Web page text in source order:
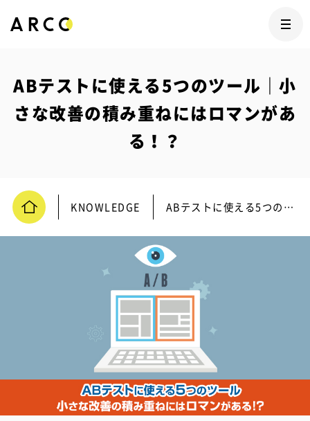
ABテストに使える5つのツール｜小
さな改善の積み重ねにはロマンがあ
る！？
KNOWLEDGE ABテストに使える5つのツール｜小さな改善の積み重ねにはロマンがある！？